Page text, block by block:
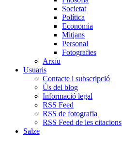
Societat
Política
Economia
Mitjans
Personal
Fotografies
Arxiu
Usuaris
Contacte i subscripció
Ús del blog
Informació legal
RSS Feed
RSS de fotografia
RSS Feed de les citacions
Salze